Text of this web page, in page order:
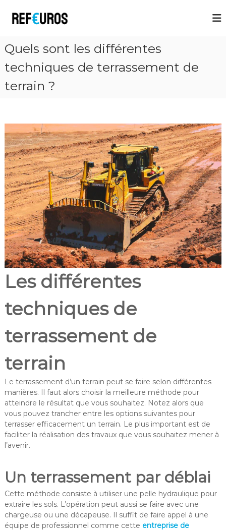
E
u
Quels sont les différentes
techniques de terrassement de
terrain ?
Les différentes
techniques de
terrassement de
terrain
Le terrassement d’un terrain peut se faire selon différentes
manières. Il faut alors choisir la meilleure méthode pour
atteindre le résultat que vous souhaitez. Notez alors que
vous pouvez trancher entre les options suivantes pour
terrasser efficacement un terrain. Le plus important est de
faciliter la réalisation des travaux que vous souhaitez mener à
l’avenir.
Un terrassement par déblai
Cette méthode consiste à utiliser une pelle hydraulique pour
extraire les sols. L’opération peut aussi se faire avec une
chargeuse ou une décapeuse. Il suffit de faire appel à une
équipe de professionnel comme cette entreprise de